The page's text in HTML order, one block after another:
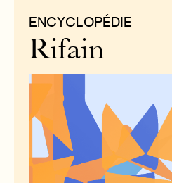
ENCYCLOPÉDIE
Rifain